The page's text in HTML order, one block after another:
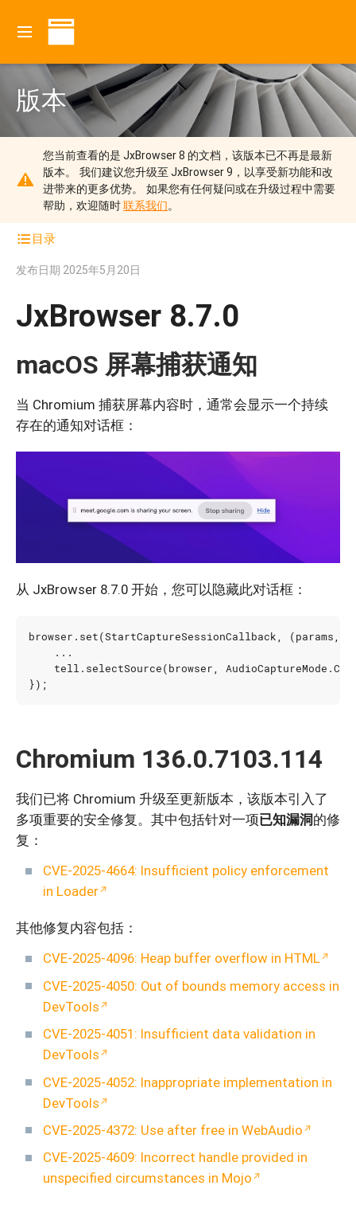
版本
您当前查看的是 JxBrowser 8 的文档，该版本已不再是最新
版本。
我们建议您升级至 JxBrowser 9，以享受新功能和改
进带来的更多优势。
如果您有任何疑问或在升级过程中需要
帮助，欢迎随时联系我们。
目录
发布日期 2025年5月20日
JxBrowser 8.7.0
macOS 屏幕捕获通知
当 Chromium 捕获屏幕内容时，通常会显示一个持续
存在的通知对话框：
从 JxBrowser 8.7.0 开始，您可以隐藏此对话框：
browser . set(StartCaptureSessionCallback, (params,
...
tell . selectSource(browser, AudioCaptureMode .
});
Chromium 136.0.7103.114
我们已将 Chromium 升级至更新版本，该版本引入了
多项重要的安全修复。其中包括针对一项已知漏洞的修
复：
CVE-2025-4664: Insufficient policy enforcement
in Loader
其他修复内容包括：
CVE-2025-4096: Heap buffer overflow in HTML
CVE-2025-4050: Out of bounds memory access in
DevTools
CVE-2025-4051: Insufficient data validation in
DevTools
CVE-2025-4052: Inappropriate implementation in
DevTools
CVE-2025-4372: Use after free in WebAudio
CVE-2025-4609: Incorrect handle provided in
unspecified circumstances in Mojo